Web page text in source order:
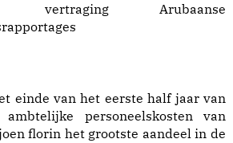
einde van het eerste half jaar van
personeelskosten van
florin het grootste aandeel in de